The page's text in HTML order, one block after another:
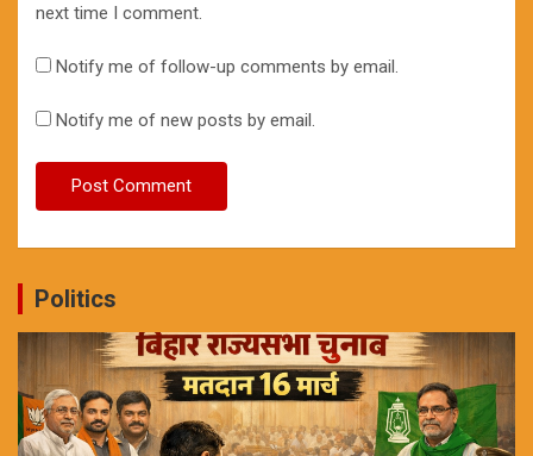
next time I comment.
Notify me of follow-up comments by email.
Notify me of new posts by email.
Politics